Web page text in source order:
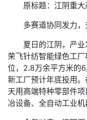
原标题：江阴重大
多赛道协同发力，
夏日的江阴，产业
荣飞针纺智能绿色工
位，2.8万余平方米的6
新工厂预计年底投用
天用高端特种零部件
冶设备、全自动工业机